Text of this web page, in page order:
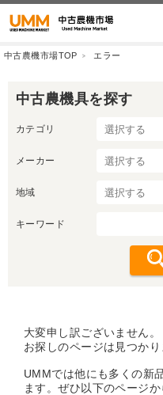
中古農機市場TOP エラー
中古農機具を探す
カテゴリ
メーカー
地域
キーワード
大変申し訳ございません。
お探しのページは見つかり
UMMでは他にも多くの新
ます。ぜひ以下のページ